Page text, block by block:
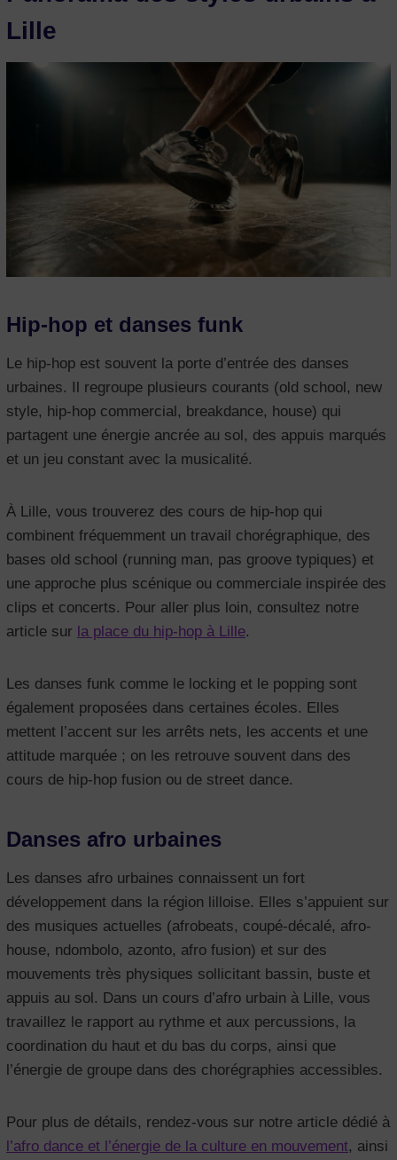
Lille
Hip-hop et danses funk
Le hip-hop est souvent la porte d’entrée des danses
urbaines. Il regroupe plusieurs courants (old school, new
style, hip-hop commercial, breakdance, house) qui
partagent une énergie ancrée au sol, des appuis marqués
et un jeu constant avec la musicalité.
À Lille, vous trouverez des cours de hip-hop qui
combinent fréquemment un travail chorégraphique, des
bases old school (running man, pas groove typiques) et
une approche plus scénique ou commerciale inspirée des
clips et concerts. Pour aller plus loin, consultez notre
article sur la place du hip-hop à Lille.
Les danses funk comme le locking et le popping sont
également proposées dans certaines écoles. Elles
mettent l’accent sur les arrêts nets, les accents et une
attitude marquée ; on les retrouve souvent dans des
cours de hip-hop fusion ou de street dance.
Danses afro urbaines
Les danses afro urbaines connaissent un fort
développement dans la région lilloise. Elles s’appuient sur
des musiques actuelles (afrobeats, coupé-décalé, afro-
house, ndombolo, azonto, afro fusion) et sur des
mouvements très physiques sollicitant bassin, buste et
appuis au sol. Dans un cours d’afro urbain à Lille, vous
travaillez le rapport au rythme et aux percussions, la
coordination du haut et du bas du corps, ainsi que
l’énergie de groupe dans des chorégraphies accessibles.
Pour plus de détails, rendez-vous sur notre article dédié à
l’afro dance et l’énergie de la culture en mouvement, ainsi